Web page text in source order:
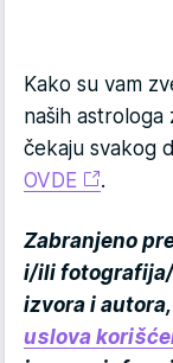
Kako su vam
naših astrologa
čekaju svakog
OVDE
.
Zabranjeno
i/ili fotografija/
izvora i
uslova